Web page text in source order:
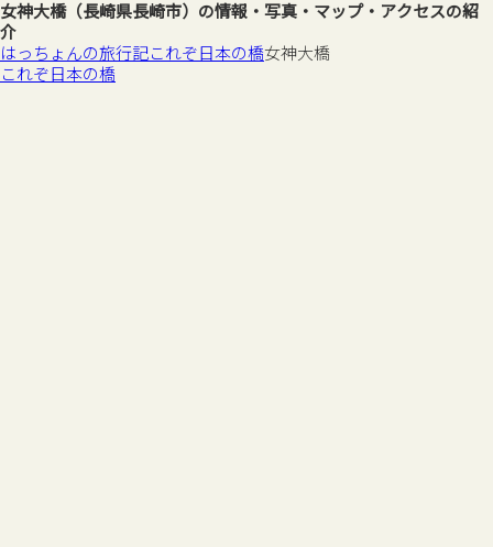
女神大橋（長崎県長崎市）の情報・写真・マップ・アクセスの紹
介
はっちょんの旅行記これぞ日本の橋女神大橋
これぞ日本の橋